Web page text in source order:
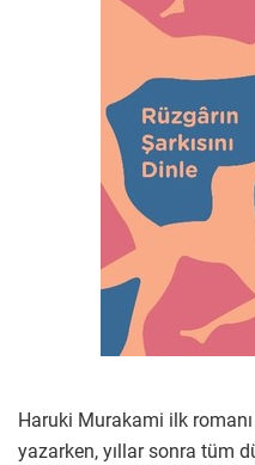
Haruki Murakami ilk romanı
yazarken, yıllar sonra tüm